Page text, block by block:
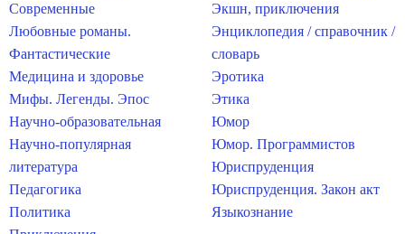
Современные
Любовные романы.
Фантастические
Медицина и здоровье
Мифы. Легенды. Эпос
Научно-образовательная
Научно-популярная
литература
Педагогика
Политика
Экшн, приключения
Энциклопедия / справочник /
словарь
Эротика
Этика
Юмор
Юмор. Программистов
Юриспруденция
Юриспруденция. Закон акт
Языкознание